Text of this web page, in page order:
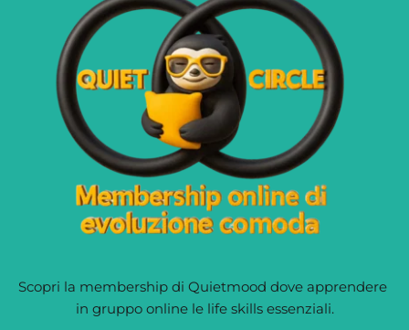
Scopri la membership di Quietmood dove apprendere
in gruppo online le life skills essenziali.